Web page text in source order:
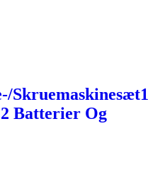
Batterier Og